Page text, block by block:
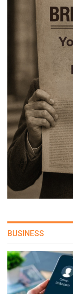
BUSINESS